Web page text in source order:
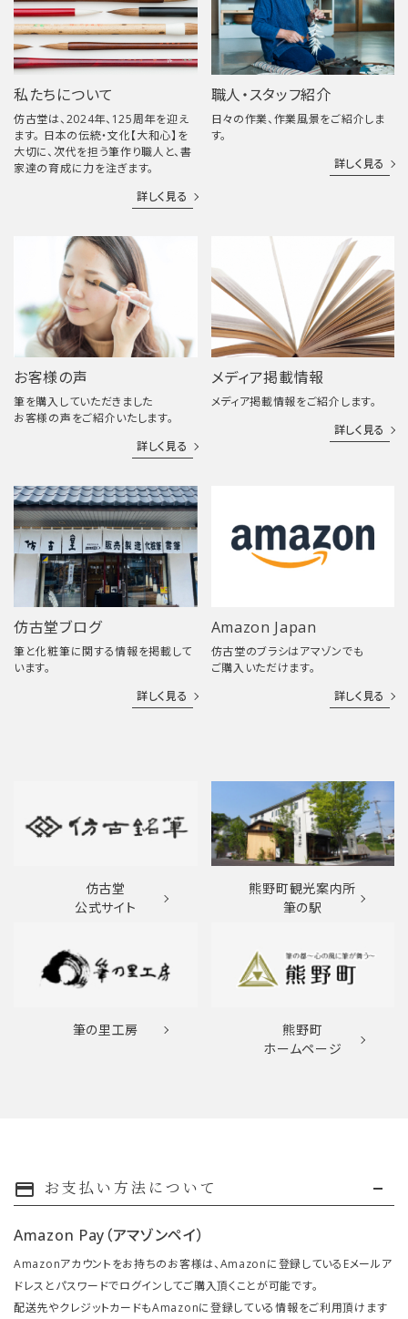
私たちについて
仿古堂は、2024年、125周年を迎え
ます。 日本の伝統・文化【大和心】を
大切に、次代を担う筆作り職人と、書
家達の育成に力を注ぎます。
詳しく見る
職人・スタッフ紹介
日々の作業、作業風景をご紹介しま
す。
詳しく見る
お客様の声
筆を購入していただきました
お客様の声をご紹介いたします。
詳しく見る
メディア掲載情報
メディア掲載情報をご紹介します。
詳しく見る
仿古堂ブログ
筆と化粧筆に関する情報を掲載して
います。
詳しく見る
Amazon Japan
仿古堂のブラシはアマゾンでも
ご購入いただけます。
詳しく見る
仿古堂
公式サイト
熊野町観光案内所
筆の駅
筆の里工房
熊野町
ホームページ
payment お支払い方法について
Amazon Pay（アマゾンペイ）
Amazonアカウントをお持ちのお客様は、Amazonに登録しているEメールア
ドレスとパスワードでログインしてご購入頂くことが可能です。
配送先やクレジットカードもAmazonに登録している情報をご利用頂けます